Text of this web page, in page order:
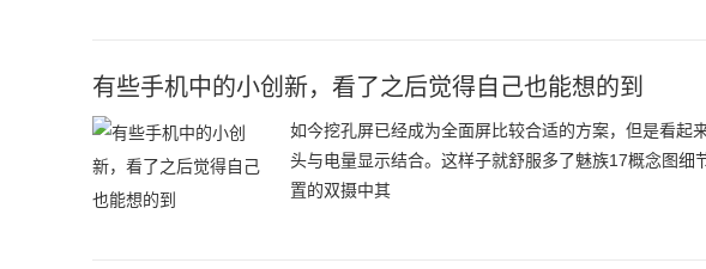
有些手机中的小创新，看了之后觉得自己也能想的到
如今挖孔屏已经成为全面屏比较合适的方案，但是看起
头与电量显示结合。这样子就舒服多了魅族17概念图
置的双摄中其